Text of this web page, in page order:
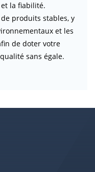
la fiabilité.
produits stables, y
et les
de doter votre
sans égale.